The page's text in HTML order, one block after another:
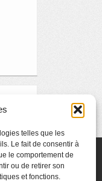
telles que les
Le fait de consentir à
le comportement de
ou de retirer son
et fonctions.